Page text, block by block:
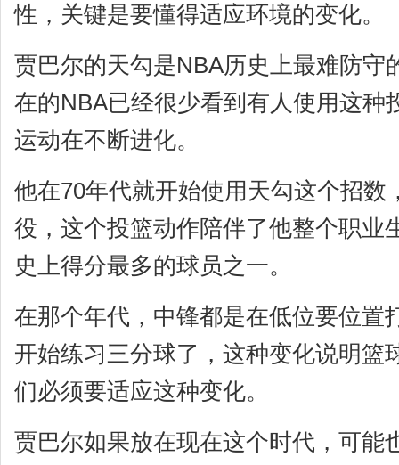
性，关键是要懂得适应环境的变化。
贾巴尔的天勾是NBA历史上最难防守
在的NBA已经很少看到有人使用这种
运动在不断进化。
他在70年代就开始使用天勾这个招数
役，这个投篮动作陪伴了他整个职业
史上得分最多的球员之一。
在那个年代，中锋都是在低位要位置
开始练习三分球了，这种变化说明篮
们必须要适应这种变化。
贾巴尔如果放在现在这个时代，可能